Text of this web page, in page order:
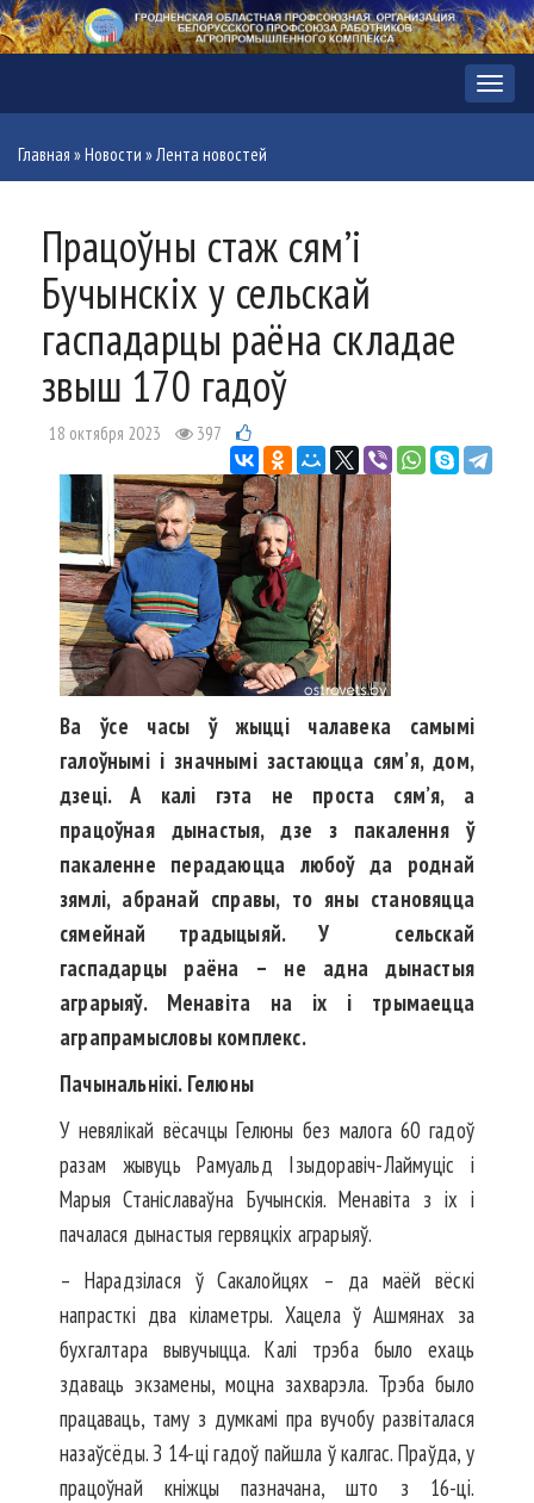
Меню
Главная »Новости »Лента новостей
Працоўны стаж сям’і
Бучынскіх у сельскай
гаспадарцы раёна складае
звыш 170 гадоў
18 октября 2023 397
Ва ўсе часы ў жыцці чалавека самымі
галоўнымі і значнымі застаюцца сям’я, дом,
дзеці. А калі гэта не проста сям’я, а
працоўная дынастыя, дзе з пакалення ў
пакаленне перадаюцца любоў да роднай
зямлі, абранай справы, то яны становяцца
сямейнай традыцыяй. У сельскай
гаспадарцы раёна – не адна дынастыя
аграрыяў. Менавіта на іх і трымаецца
аграпрамысловы комплекс.
Пачынальнікі. Гелюны
У невялікай вёсачцы Гелюны без малога 60 гадоў
разам жывуць Рамуальд Ізыдоравіч-Лаймуціс і
Марыя Станіславаўна Бучынскія. Менавіта з іх і
пачалася дынастыя гервяцкіх аграрыяў.
– Нарадзілася ў Сакалойцях – да маёй вёскі
напрасткі два кіламетры. Хацела ў Ашмянах за
бухгалтара вывучыцца. Калі трэба было ехаць
здаваць экзамены, моцна захварэла. Трэба было
працаваць, таму з думкамі пра вучобу развіталася
назаўсёды. З 14-ці гадоў пайшла ў калгас. Праўда, у
працоўнай кніжцы пазначана, што з 16-ці.